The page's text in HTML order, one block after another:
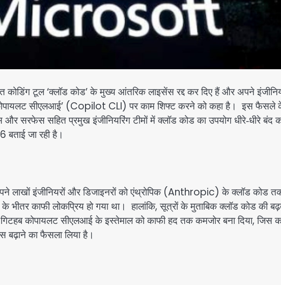
कोडिंग टूल ‘क्लॉड कोड’ के मुख्य आंतरिक लाइसेंस रद्द कर दिए हैं और अपने
सीएलआई’ (Copilot CLI) पर काम शिफ्ट करने को कहा है। इस फैसले
सरफेस सहित प्रमुख इंजीनियरिंग टीमों में क्लॉड कोड का उपयोग धीरे‑धीरे बंद
जा रही है।
लाखों इंजीनियरों और डिजाइनरों को एंथ्रोपिक (Anthropic) के क्लॉड कोड
भीतर काफी लोकप्रिय हो गया था। हालांकि, सूत्रों के मुताबिक क्लॉड कोड की
कोपायलट सीएलआई के इस्तेमाल को काफी हद तक कमजोर बना दिया, जिस
बढ़ाने का फैसला लिया है।